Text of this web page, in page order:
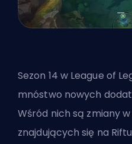
Sezon 14 w League of
mnóstwo nowych
Wśród nich są zmiany
znajdujących się na